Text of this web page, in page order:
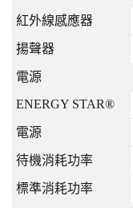
紅外線感應器
揚聲器
電源
ENERGY STAR®
電源
待機消耗功率
標準消耗功率